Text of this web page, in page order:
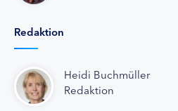
Redaktion
Heidi Buchmüller
Redaktion